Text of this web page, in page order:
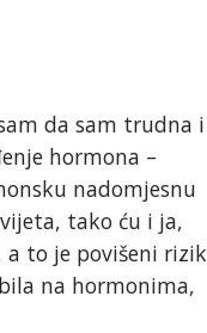
da sam trudna i
hormona –
nadomjesnu
tako ću i ja,
to je povišeni rizik
na hormonima,